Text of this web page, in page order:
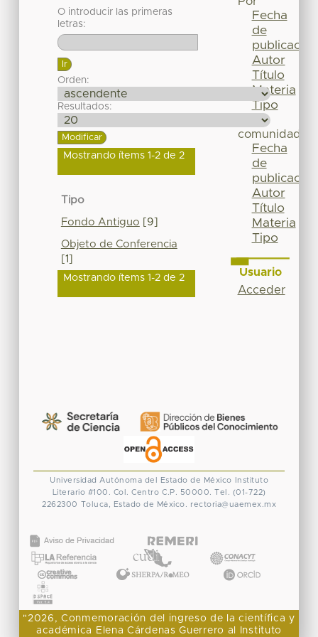
O introducir las primeras
letras:
Orden:
Resultados:
Mostrando ítems 1-2 de 2
Tipo
Fondo Antiguo [9]
Objeto de Conferencia
[1]
Mostrando ítems 1-2 de 2
Fecha
de
publicación
Autor
Título
Materia
Tipo
comunidad
Fecha
de
publicación
Autor
Título
Materia
Tipo
Usuario
Acceder
Universidad Autónoma del Estado de México
Instituto
Literario #100. Col. Centro C.P. 50000. Tel. (01-722)
2262300 Toluca, Estado de México. rectoria@uaemex.mx
"2026, Conmemoración del ingreso de la científica y
académica Elena Cárdenas Guerrero al Instituto